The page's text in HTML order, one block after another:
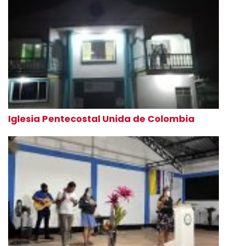
Iglesia Pentecostal Unida de Colombia